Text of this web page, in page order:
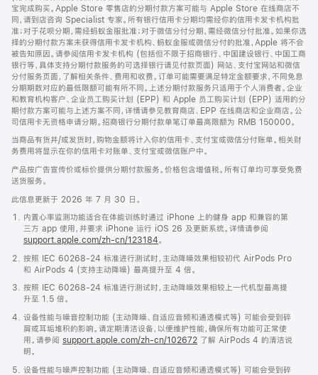
宝完成购买。Apple Store 零售店的分期付款方案可能与 Apple Store 在线商店不
同，请到店咨询 Specialist 专家。所有银行信用卡分期均需经你的信用卡发卡机构批
准；对于花呗分期，需经蚂蚁金服批准；对于微信分付分期，需经微信分付批准。如果你选
择的分期付款方案未获得信用卡发卡机构、蚂蚁金服或微信分付的批准，Apple 将不会
被告知原因。请参阅信用卡发卡机构 (包括但不限于招商银行、中国建设银行、中国工商
银行等，具体支持分期付款服务的可选择银行请见付款页面) 网站、支付宝网站和微信
分付服务页面，了解相关条件、费用和收费。订单可能需要满足特定金额要求，不同免息
分期期数对应的最低限额可能有所不同。上述分期付款服务只适用于个人消费者。企业
和教育机构客户、企业员工购买计划 (EPP) 和 Apple 员工购买计划 (EPP) 适用的分
期付款方案可能与上述方案不同，详情请参见教育商店、EPP 在线商店和企业商店。公
司信用卡无资格申请分期。招商银行分期付款单笔订单最高限额为 RMB 150000。
当商品有货并/或发货时，购物金额将计入你的信用卡、支付宝或微信分付账单。相关财
务费用将显示在你的信用卡对账单、支付宝或微信账户中。
产品按广告宣传价或标价提供分期付款服务。价格包含增值税。所有订单均可享受免费
送货服务。
此信息更新于 2026 年 7 月 30 日。
内置心率监测功能适合在体能训练时通过 iPhone 上的健身 app 和兼容的第
三方 app 使用，并要求 iPhone 运行 iOS 26 及更新系统。详情请参阅
support.apple.com/zh-cn/123184。
按照 IEC 60268-24 标准进行测试时，主动降噪效果相较初代 AirPods Pro
和 AirPods 4 (支持主动降噪) 最高提升至 4 倍。
按照 IEC 60268-24 标准进行测试时，主动降噪效果相较上一代机型最高提
升至 1.5 倍。
设备性能与噪音控制功能 (主动降噪、自适应音频和通透模式等) 可能会受到碎
屑或耳垢堆积的影响。请定期清洁设备，以便维护性能，确保所有功能可正常使
用。请参阅 support.apple.com/zh-cn/102672 了解 AirPods 4 的清洁说
明。
设备性能与噪声控制功能 (主动降噪、自适应音频和通透模式等) 可能会受到碎